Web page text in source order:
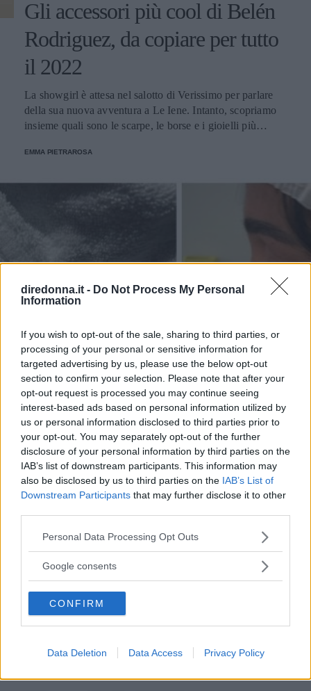
diredonna.it - Do Not Process My Personal
Information
If you wish to opt-out of the sale, sharing to third parties, or
processing of your personal or sensitive information for
targeted advertising by us, please use the below opt-out
section to confirm your selection. Please note that after your
opt-out request is processed you may continue seeing
interest-based ads based on personal information utilized by
us or personal information disclosed to third parties prior to
your opt-out. You may separately opt-out of the further
disclosure of your personal information by third parties on the
IAB’s list of downstream participants. This information may
also be disclosed by us to third parties on the IAB’s List of
Downstream Participants that may further disclose it to other
Please note that this website/app uses one or more Google
not limited to your visit or usage behaviour. You may click to
use your data for below specified purposes in below Google
consent section.
Personal Data Processing Opt Outs
Google consents
CONFIRM
Data Deletion Data Access Privacy Policy
Gli accessori più cool di Belén
Rodriguez, da copiare per tutto
il 2022
La showgirl è attesa nel salotto di Verissimo per parlare
della sua nuova avventura a Le Iene. Intanto, scopriamo
insieme quali sono le scarpe, le borse e i gioielli più
EMMA PIETRAROSA
GOSSIP ITALIANO
Belen: "Ti presento tua sorella",
il video dell'incontro tra Luna
Marì e Santiago
Belen Rodriguez ha postato un video che ritrae il figlio
primogenito con in braccio la piccola di casa, nata il 12